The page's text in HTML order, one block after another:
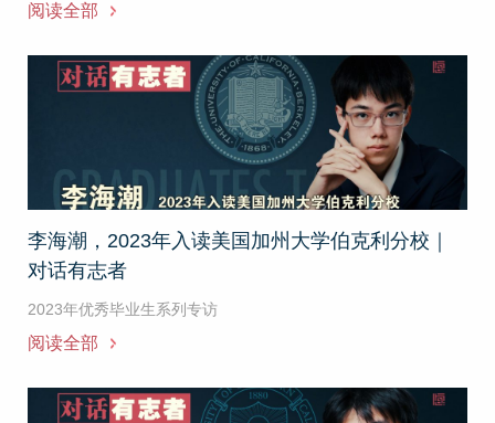
阅读全部
李海潮，2023年入读美国加州大学伯克利分校｜
对话有志者
2023年优秀毕业生系列专访
阅读全部